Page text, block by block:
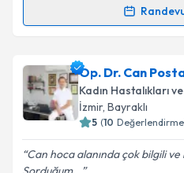
Randevu Takvimi
Op. Dr. Gülşah Tanas
talebi oluşturun. Size bu
için bir takvim
bilgilendireceğiz.
E-posta Adresiniz
Op. Dr. Can
Kadın Hastalıkları
İzmir, Bayraklı
5 (10
Can hoca alanında çok bilgili ve